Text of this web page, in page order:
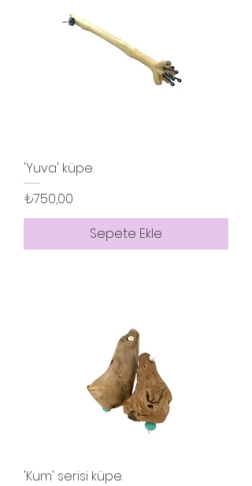
'Yuva' küpe.
Fiyat
₺750,00
Sepete Ekle
'Kum' serisi küpe.